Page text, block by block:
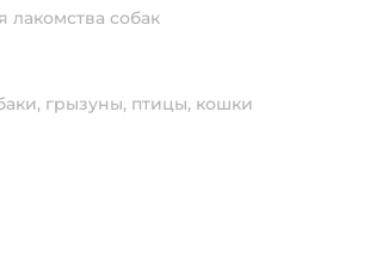
лакомства собак
грызуны, птицы, кошки